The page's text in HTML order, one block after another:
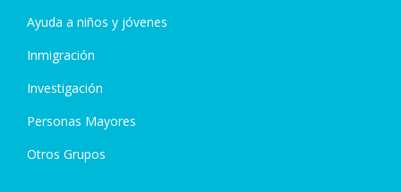
Ayuda a niños y jóvenes
Inmigración
Investigación
Personas Mayores
Otros Grupos